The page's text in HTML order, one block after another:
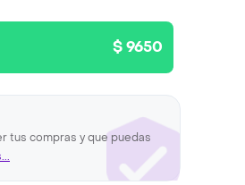
$ 9650
tus compras y que puedas